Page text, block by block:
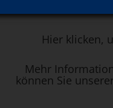
Hier klicken,
Mehr
können Sie